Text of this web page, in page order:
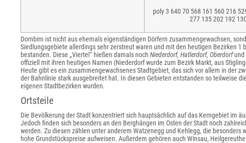
poly 3 640 70 568 161 560 216
277 135 202 192
Dornbirn ist nicht aus ehemals eigenständigen Dörfern zusammengewachsen,
Siedlungsgebiete allerdings sehr zerstreut waren und mit den heutigen Bezirken 1
bestanden. Diese „Viertel“ hießen damals noch Niederdorf, Hatlerdorf, Oberdorfund
offiziell mit ihren heutigen Namen (Niederdorf wurde zum Bezirk Markt, aus
Heute gibt es ein zusammengewachsenes Stadtgebiet, das sich vor allem in der
der Bahnlinie stark ausgebreitet hat. In diesen Gebieten entstanden so teilweise
eigenen Stadtbezirken wurden.
Ortsteile
Die Bevölkerung der Stadt konzentriert sich hauptsächlich auf das Kerngebiet im
Jedoch finden sich besonders an den Berghängen im Osten der Stadt noch
werden. Zu diesen zählen unter anderem Watzenegg und Kehlegg, die besonders
hohe Grundstückspreise aufweisen. Außerdem gehören auch Winsau,